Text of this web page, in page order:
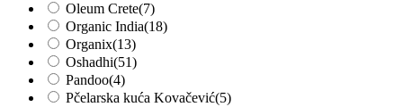
Oleum Crete(7)
Organic India(18)
Organix(13)
Oshadhi(51)
Pandoo(4)
Pčelarska kuća Kovačević(5)